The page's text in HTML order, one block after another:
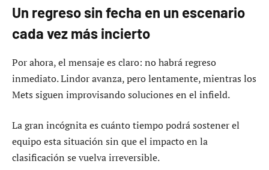
Un regreso sin fecha en un escenario
cada vez más incierto
Por ahora, el mensaje es claro: no habrá regreso
inmediato. Lindor avanza, pero lentamente, mientras los
Mets siguen improvisando soluciones en el infield.
La gran incógnita es cuánto tiempo podrá sostener el
equipo esta situación sin que el impacto en la
clasificación se vuelva irreversible.